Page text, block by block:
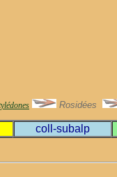
Rosidées
coll-subalp